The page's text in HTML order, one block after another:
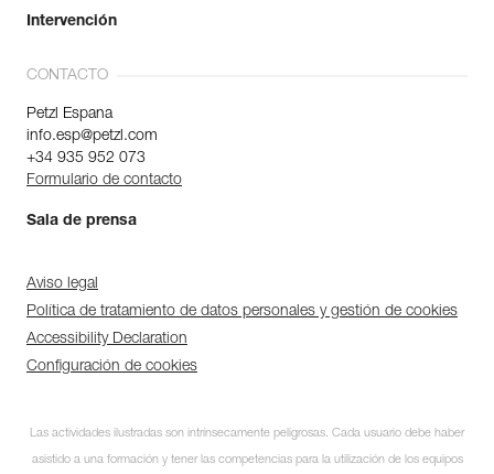
Intervención
CONTACTO
Petzl Espana
info.esp@petzl.com
+34 935 952 073
Formulario de contacto
Sala de prensa
Aviso legal
Política de tratamiento de datos personales y gestión de cookies
Accessibility Declaration
Configuración de cookies
Las actividades ilustradas son intrínsecamente peligrosas. Cada usuario debe haber
asistido a una formación y tener las competencias para la utilización de los equipos